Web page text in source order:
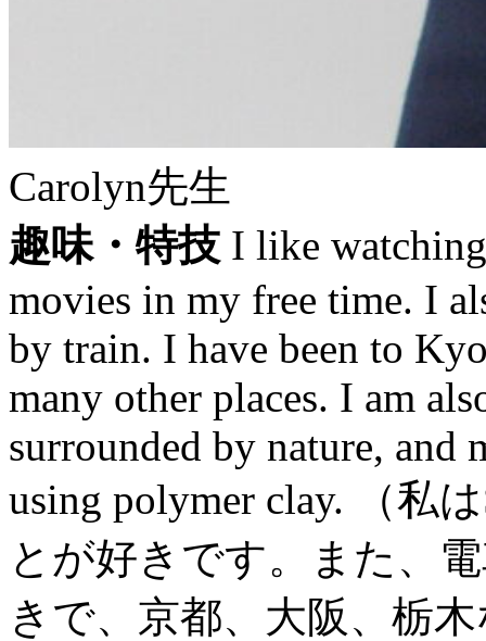
Carolyn先生
趣味・特技 I like
movies in my free time. I
by train. I have been to
many other places. I am
surrounded by nature, and
using polymer clay. （私
とが好きです。また、
きで、京都、大阪、栃